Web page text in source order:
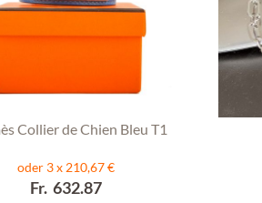
Collier de Chien Bleu T1
oder 3 x 210,67 €
Fr. 632.87